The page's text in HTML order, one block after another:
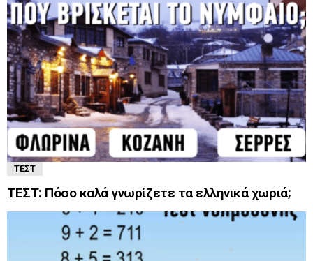
ΤΕΣΤ
ΤΕΣΤ: Πόσο καλά γνωρίζετε τα ελληνικά χωριά;